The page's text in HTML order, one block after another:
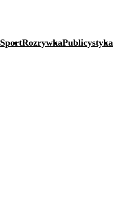
SportRozrywkaPublicystyka